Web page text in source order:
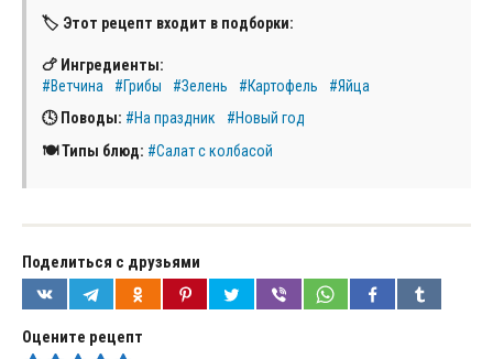
🏷 Этот рецепт входит в подборки:
🍗 Ингредиенты:
#Ветчина
#Грибы #Зелень #Картофель
#Яйца
🕓 Поводы: #На праздник
#Новый год
🍽 Типы блюд: #Салат с колбасой
Поделиться с друзьями
Оцените рецепт